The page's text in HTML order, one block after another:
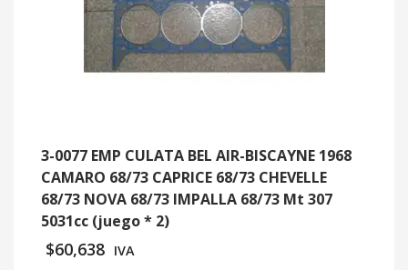
3-0077 EMP CULATA BEL AIR-BISCAYNE 1968
CAMARO 68/73 CAPRICE 68/73 CHEVELLE
68/73 NOVA 68/73 IMPALLA 68/73 Mt 307
5031cc (juego * 2)
$60,638 IVA